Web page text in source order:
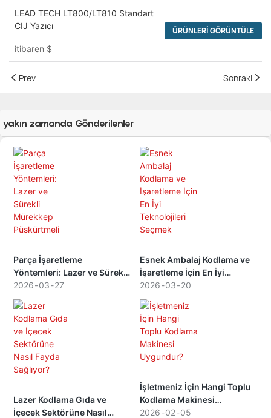
LEAD TECH LT800/LT810 Standart
CIJ Yazıcı
itibaren $
ÜRÜNLERI GÖRÜNTÜLE
Prev Sonraki
yakın zamanda Gönderilenler
Parça İşaretleme
Yöntemleri: Lazer ve Sürekli
Mürekkep Püskürtmeli
2026 03 27
Esnek Ambalaj Kodlama ve
İşaretleme İçin En İyi
Teknolojileri Seçmek
2026 03 20
Lazer Kodlama Gıda ve
İçecek Sektörüne Nasıl
İşletmeniz İçin Hangi Toplu
Kodlama Makinesi
Uygundur?
2026 02 05